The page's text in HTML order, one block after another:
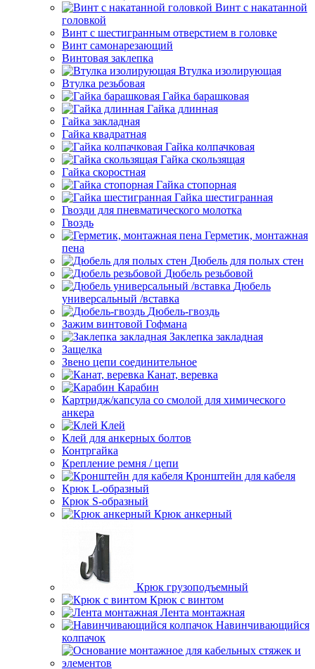
Винт с накатанной
головкой
Винт с шестигранным отверстием в головке
Винт самонарезающий
Винтовая заклепка
Втулка изолирующая
Втулка резьбовая
Гайка барашковая
Гайка длинная
Гайка закладная
Гайка квадратная
Гайка колпачковая
Гайка скользящая
Гайка скоростная
Гайка стопорная
Гайка шестигранная
Гвозди для пневматического молотка
Гвоздь
Герметик, монтажная
пена
Дюбель для полых стен
Дюбель резьбовой
Дюбель
универсальный /вставка
Дюбель-гвоздь
Зажим винтовой Гофмана
Заклепка закладная
Защелка
Звено цепи соединительное
Канат, веревка
Карабин
Картридж/капсула со смолой для химического
анкера
Клей
Клей для анкерных болтов
Контргайка
Крепление ремня / цепи
Кронштейн для кабеля
Крюк L-образный
Крюк S-образный
Крюк анкерный
Крюк грузоподъемный
Крюк с винтом
Лента монтажная
Навинчивающийся
колпачок